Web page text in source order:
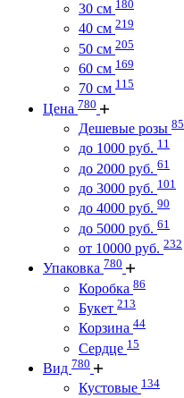
30 см 180
40 см 219
50 см 205
60 см 169
70 см 115
Цена 780
Дешевые розы 85
до 1000 руб. 11
до 2000 руб. 61
до 3000 руб. 101
до 4000 руб. 90
до 5000 руб. 61
от 10000 руб. 232
Упаковка 780
Коробка 86
Букет 213
Корзина 44
Сердце 15
Вид 780
Кустовые 134